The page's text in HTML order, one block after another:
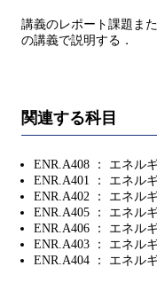
講義のレポート課題ま
の講義で説明する．
関連する科目
ENR.A408 ： エネル
ENR.A401 ： エネル
ENR.A402 ： エネル
ENR.A405 ： エネル
ENR.A406 ： エネル
ENR.A403 ： エネル
ENR.A404 ： エネル